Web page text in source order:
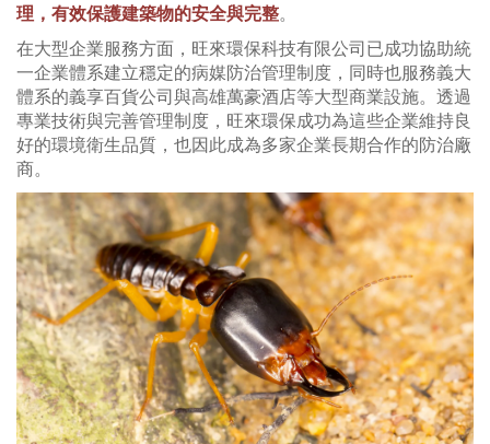
理，有效保護建築物的安全與完整。
在大型企業服務方面，旺來環保科技有限公司已成功協助統
一企業體系建立穩定的病媒防治管理制度，同時也服務義大
體系的義享百貨公司與高雄萬豪酒店等大型商業設施。透過
專業技術與完善管理制度，旺來環保成功為這些企業維持良
好的環境衛生品質，也因此成為多家企業長期合作的防治廠
商。